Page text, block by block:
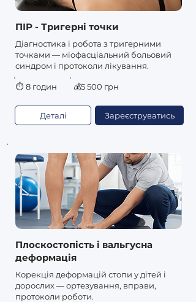
ПІР - Тригерні точки
Діагностика і робота з тригерними
точками — міофасціальний больовий
синдром і протоколи лікування.
⏱ 8 годин 💰5 500 грн
Деталі Зареєструватись
Плоскостопість і вальгусна
деформація
Корекція деформацій стопи у дітей і
дорослих — ортезування, вправи,
протоколи роботи.